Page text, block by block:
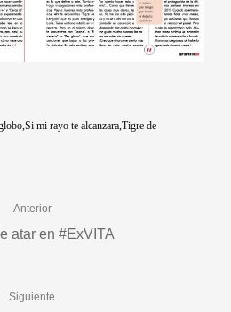
Si mi rayo te alcanzara Tigre de
Anterior
atar en #ExVITA
Siguiente